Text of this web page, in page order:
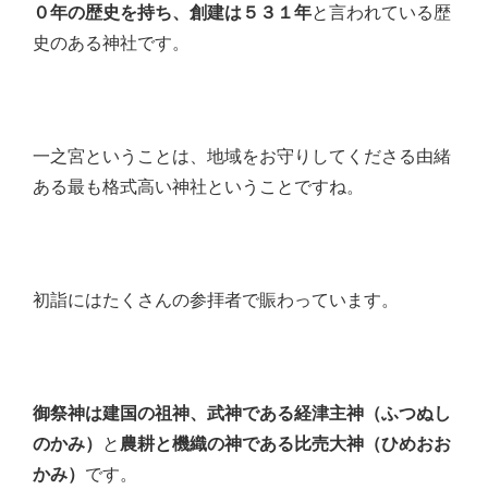
０年の歴史を持ち、創建は５３１年と言われている歴
史のある神社です。
一之宮ということは、地域をお守りしてくださる由緒
ある最も格式高い神社ということですね。
初詣にはたくさんの参拝者で賑わっています。
御祭神は建国の祖神、武神である経津主神（ふつぬし
のかみ） と 農耕と機織の神である比売大神（ひめおお
かみ） です。